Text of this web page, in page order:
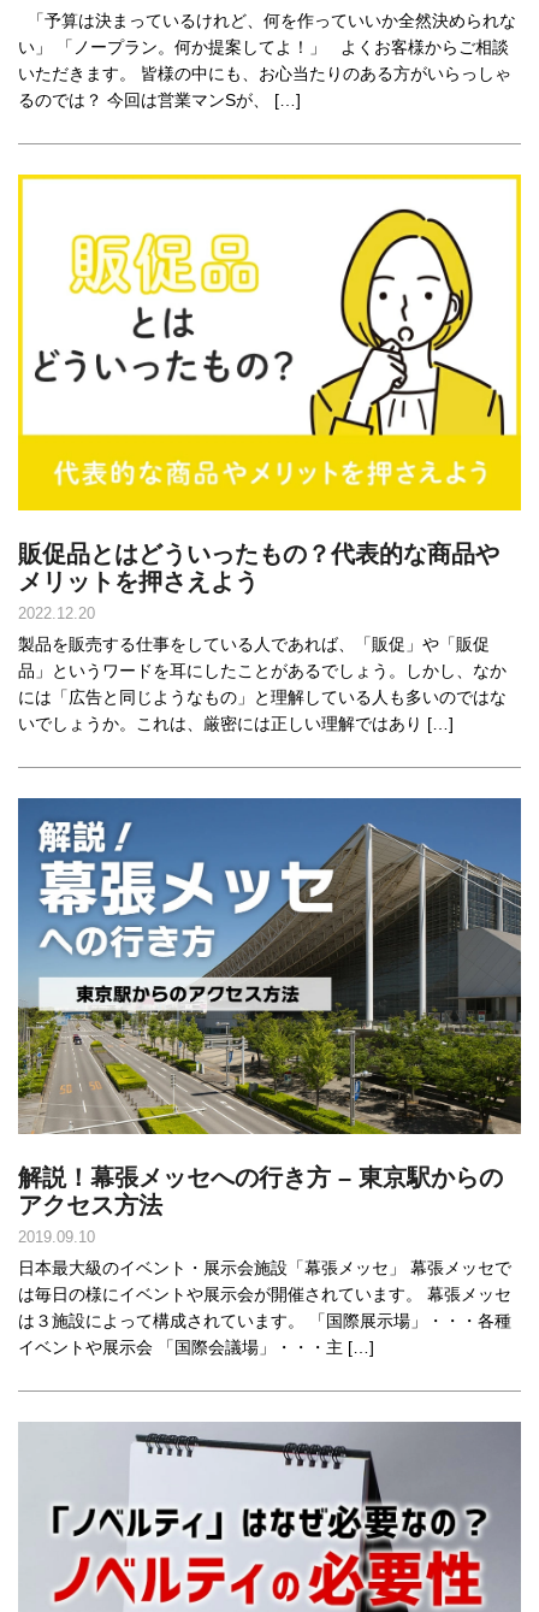
「予算は決まっているけれど、何を作っていいか全然決められな
い」 「ノープラン。何か提案してよ！」 よくお客様からご相談
いただきます。 皆様の中にも、お心当たりのある方がいらっしゃ
るのでは？ 今回は営業マンSが、 […]
販促品とはどういったもの？代表的な商品や
メリットを押さえよう
2022.12.20
製品を販売する仕事をしている人であれば、「販促」や「販促
品」というワードを耳にしたことがあるでしょう。しかし、なか
には「広告と同じようなもの」と理解している人も多いのではな
いでしょうか。これは、厳密には正しい理解ではあり […]
解説！幕張メッセへの行き方 – 東京駅からの
アクセス方法
2019.09.10
日本最大級のイベント・展示会施設「幕張メッセ」 幕張メッセで
は毎日の様にイベントや展示会が開催されています。 幕張メッセ
は３施設によって構成されています。 「国際展示場」・・・各種
イベントや展示会 「国際会議場」・・・主 […]